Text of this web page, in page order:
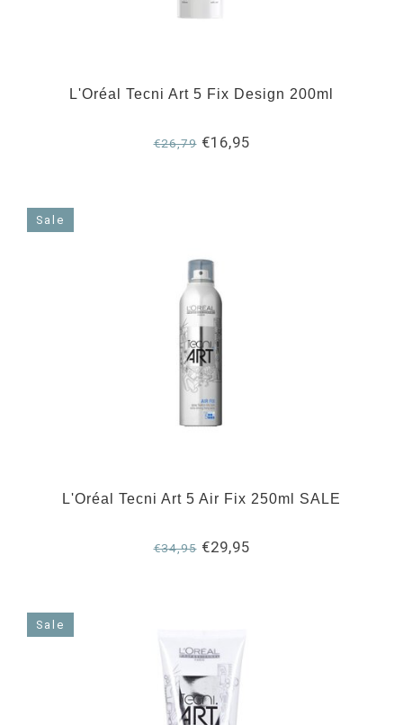
L'Oréal Tecni Art 5 Fix Design 200ml
€26,79€16,95
Sale
L'Oréal Tecni Art 5 Air Fix 250ml SALE
€34,95€29,95
Sale